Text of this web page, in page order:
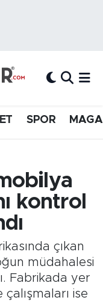
SPOR
kontrol
çıkan
müdahalesi
Fabrikada yer
ise
Fikstür